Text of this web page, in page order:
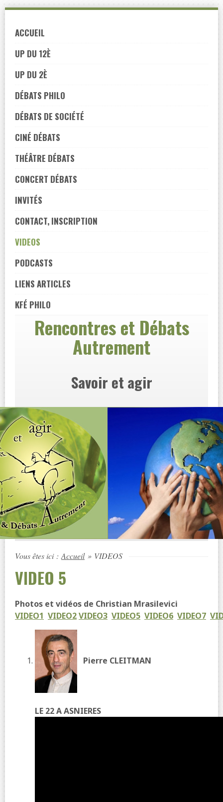
navigation
Skip
content
ACCUEIL
UP DU 12È
UP DU 2È
DÉBATS PHILO
DÉBATS DE SOCIÉTÉ
CINÉ DÉBATS
THÉÂTRE DÉBATS
CONCERT DÉBATS
INVITÉS
CONTACT, INSCRIPTION
VIDEOS
PODCASTS
LIENS ARTICLES
KFÉ PHILO
Rencontres et Débats
Autrement
Savoir et agir
Vous êtes ici : Accueil » VIDEOS
VIDEO 5
Photos et vidéos de Christian Mrasilevici
VIDEO1 VIDEO2VIDEO3 VIDEO5 VIDEO6 VIDEO7
Pierre CLEITMAN
LE 22 A ASNIERES